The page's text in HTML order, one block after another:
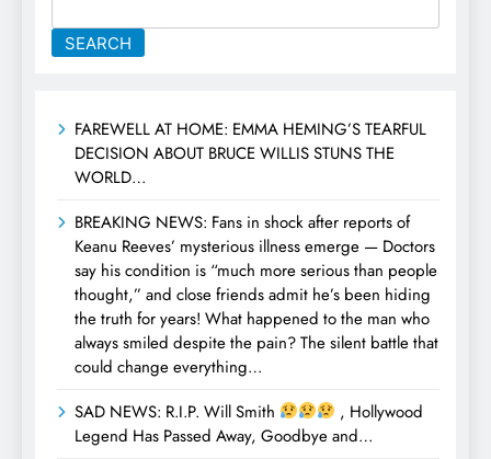
SEARCH
FAREWELL AT HOME: EMMA HEMING’S TEARFUL
DECISION ABOUT BRUCE WILLIS STUNS THE
WORLD…
BREAKING NEWS: Fans in shock after reports of
Keanu Reeves’ mysterious illness emerge — Doctors
say his condition is “much more serious than people
thought,” and close friends admit he’s been hiding
the truth for years! What happened to the man who
always smiled despite the pain? The silent battle that
could change everything…
SAD NEWS: R.I.P. Will Smith
, Hollywood
Legend Has Passed Away, Goodbye and…